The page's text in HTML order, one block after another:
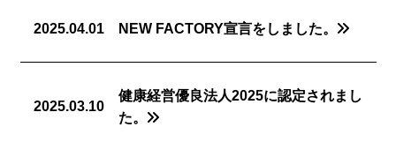
2025.04.01 NEW FACTORY宣言をしました。
2025.03.10
健康経営優良法人2025に認定されまし
た。